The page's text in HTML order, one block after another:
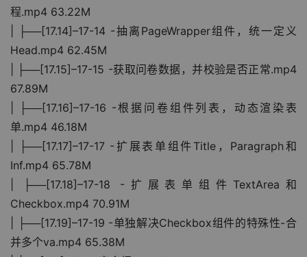
程.mp4 63.22M
| ├──[17.14]–17-14 -抽离PageWrapper组件，统一定义
Head.mp4 62.45M
| ├──[17.15]–17-15 -获取问卷数据，并校验是否正常.mp4
67.89M
| ├──[17.16]–17-16 -根据问卷组件列表，动态渲染表
单.mp4 46.18M
| ├──[17.17]–17-17 -扩展表单组件Title，Paragraph和
Inf.mp4 65.78M
| ├──[17.18]–17-18 -扩展表单组件TextArea和
Checkbox.mp4 70.91M
| ├──[17.19]–17-19 -单独解决Checkbox组件的特殊性-合
并多个va.mp4 65.38M